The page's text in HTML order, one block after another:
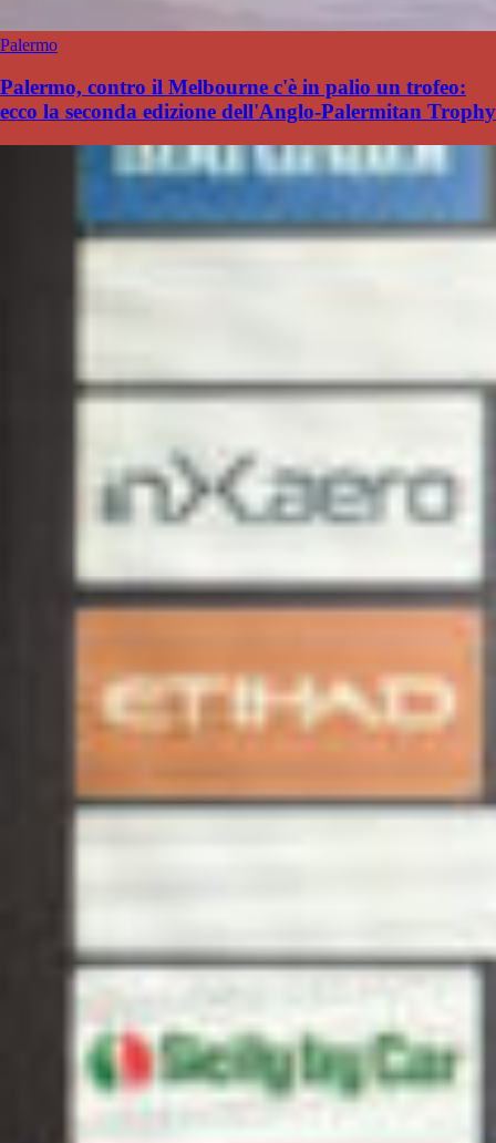
Palermo
Palermo, contro il Melbourne c'è in palio un trofeo:
ecco la seconda edizione dell'Anglo-Palermitan Trophy